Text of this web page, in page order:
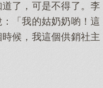
了，可是不得了。李
「我的姑奶奶喲！這
候，我這個供銷社主